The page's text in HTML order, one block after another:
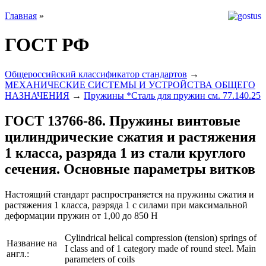
Главная »
ГОСТ РФ
Общероссийский классификатор стандартов →
МЕХАНИЧЕСКИЕ СИСТЕМЫ И УСТРОЙСТВА ОБЩЕГО
НАЗНАЧЕНИЯ → Пружины *Сталь для пружин см. 77.140.25
ГОСТ 13766-86. Пружины винтовые
цилиндрические сжатия и растяжения
1 класса, разряда 1 из стали круглого
сечения. Основные параметры витков
Настоящий стандарт распространяется на пружины сжатия и
растяжения 1 класса, раэряда 1 с силами при максимальной
деформации пружин от 1,00 до 850 Н
Название на
англ.:
Cylindrical helical compression (tension) springs of
I class and of 1 category made of round steel. Main
parameters of coils